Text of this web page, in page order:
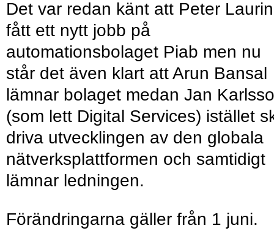
Det var redan känt att Peter Laurin
fått ett nytt jobb på
automationsbolaget Piab men nu
står det även klart att Arun Bansal
lämnar bolaget medan Jan
(som lett Digital Services) istället
driva utvecklingen av den globala
nätverksplattformen och samtidigt
lämnar ledningen.
Förändringarna gäller från 1 juni.